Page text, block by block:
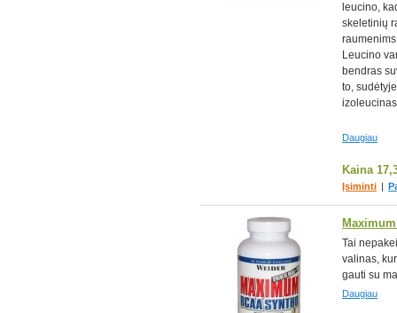
leucino,
skeletinių
Leucino
bendras
to,
Daugiau
Kaina
Įsiminti |
Tai
valinas,
gauti su
Daugiau